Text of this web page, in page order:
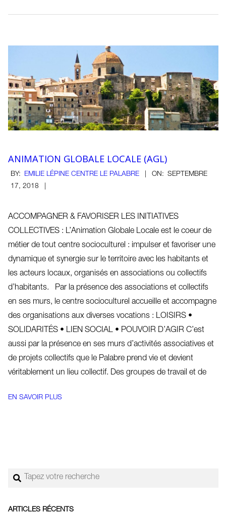
ANIMATION GLOBALE LOCALE (AGL)
2018-
09-
BY: EMILIE LÉPINE CENTRE LE PALABRE ON: SEPTEMBRE
17, 2018
ACCOMPAGNER & FAVORISER LES INITIATIVES
COLLECTIVES : L’Animation Globale Locale est le coeur de
métier de tout centre socioculturel : impulser et favoriser une
dynamique et synergie sur le territoire avec les habitants et
les acteurs locaux, organisés en associations ou collectifs
d’habitants. Par la présence des associations et collectifs
en ses murs, le centre socioculturel accueille et accompagne
des organisations aux diverses vocations : LOISIRS •
SOLIDARITÉS • LIEN SOCIAL • POUVOIR D’AGIR C’est
aussi par la présence en ses murs d’activités associatives et
de projets collectifs que le Palabre prend vie et devient
véritablement un lieu collectif. Des groupes de travail et de
EN SAVOIR PLUS
Rechercher
ARTICLES RÉCENTS